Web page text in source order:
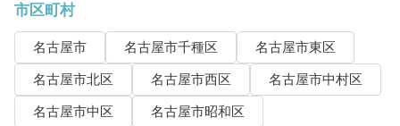
市区町村
名古屋市 名古屋市千種区
名古屋市東区
名古屋市北区
名古屋市西区
名古屋市中村区
名古屋市中区
名古屋市昭和区